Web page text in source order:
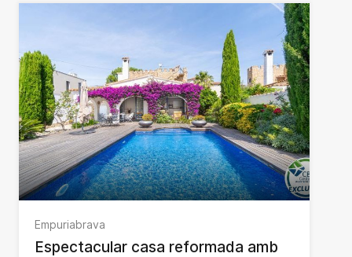
Empuriabrava
Espectacular casa reformada amb